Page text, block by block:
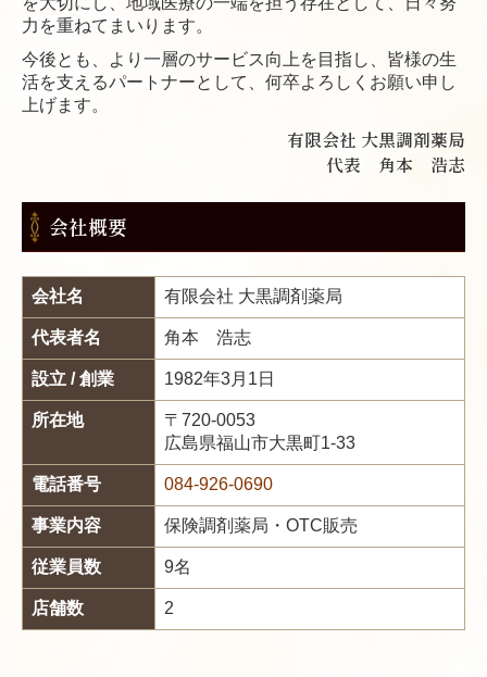
力を重ねてまいります。
今後とも、より一層のサービス向上を目指し、皆様の生
活を支えるパートナーとして、何卒よろしくお願い申し
上げます。
有限会社 大黒調剤薬局
代表 角本 浩志
会社概要
会社名 有限会社 大黒調剤薬局
代表者名 角本 浩志
設立 / 創業 1982年3月1日
所在地
〒720-0053
広島県福山市大黒町1-33
電話番号 084-926-0690
事業内容 保険調剤薬局・OTC販売
従業員数 9名
店舗数 2